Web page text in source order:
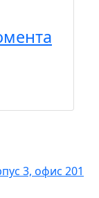
3, офис 201